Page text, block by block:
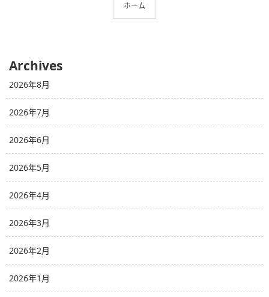
ホーム
Archives
2026年8月
2026年7月
2026年6月
2026年5月
2026年4月
2026年3月
2026年2月
2026年1月